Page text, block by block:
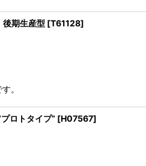
期生産型 [T61128]
。
トタイプ” [H07567]